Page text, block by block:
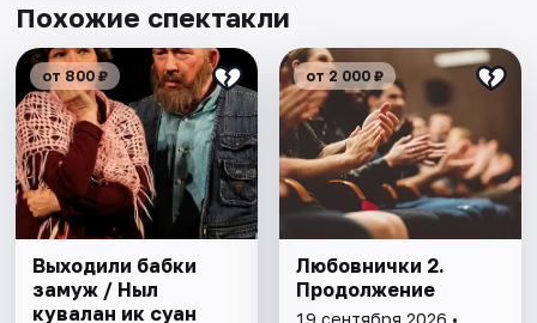
Похожие спектакли
от 800 ₽
Выходили бабки
замуж / Ныл
кувалан ик суан
от 2 000 ₽
Любовнички 2.
Продолжение